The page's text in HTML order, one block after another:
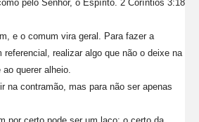
pelo Senhor, o Espírito. 2 Coríntios 3:18
e o comum vira geral. Para fazer a
referencial, realizar algo que não o deixe na
querer alheio.
na contramão, mas para não ser apenas